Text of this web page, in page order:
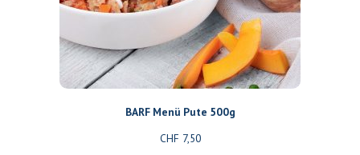
BARF Menü Pute 500g
CHF 7,50